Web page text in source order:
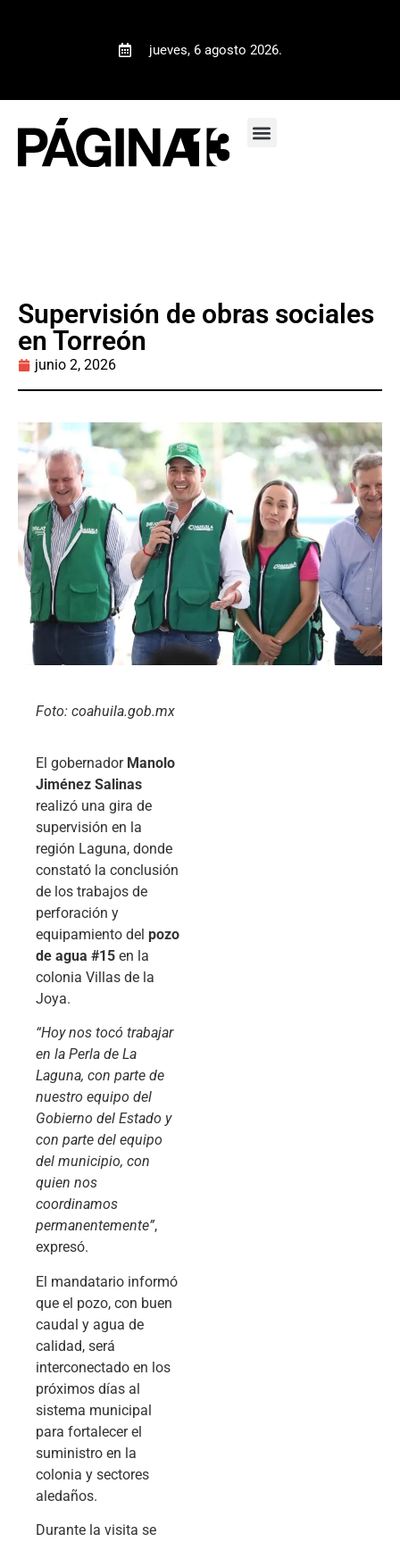
jueves, 6 agosto 2026.
Supervisión de obras sociales
en Torreón
junio 2, 2026
Foto: coahuila.gob.mx
El gobernador Manolo
Jiménez Salinas
realizó una gira de
supervisión en la
región Laguna, donde
constató la conclusión
de los trabajos de
perforación y
equipamiento del pozo
de agua #15 en la
colonia Villas de la
Joya.
“Hoy nos tocó trabajar
en la Perla de La
Laguna, con parte de
nuestro equipo del
Gobierno del Estado y
con parte del equipo
del municipio, con
quien nos
coordinamos
permanentemente”,
expresó.
El mandatario informó
que el pozo, con buen
caudal y agua de
calidad, será
interconectado en los
próximos días al
sistema municipal
para fortalecer el
suministro en la
colonia y sectores
aledaños.
Durante la visita se